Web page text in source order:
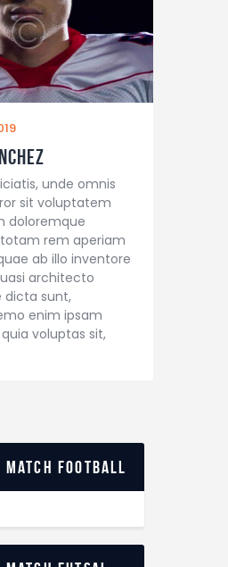
unde omnis
sit voluptatem
doloremque
rem aperiam
ab illo inventore
architecto
dicta sunt,
enim ipsam
voluptas sit,
match football